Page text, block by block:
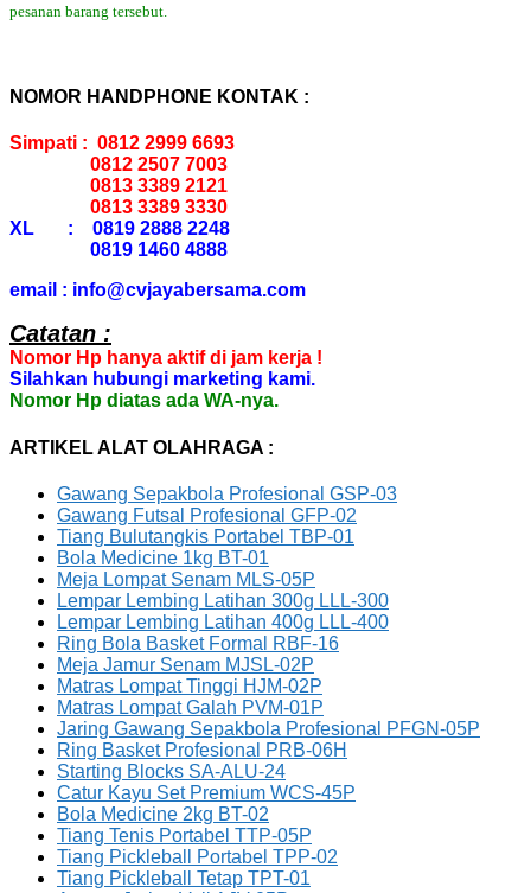
pesanan barang tersebut.
NOMOR HANDPHONE KONTAK :
Simpati : 0812 2999 6693
0812 2507 7003
0813 3389 2121
0813 3389 3330
XL : 0819 2888 2248
0819 1460 4888
email : info@cvjayabersama.com
Catatan :
Nomor Hp hanya aktif di jam kerja !
Silahkan hubungi marketing kami.
Nomor Hp diatas ada WA-nya.
ARTIKEL ALAT OLAHRAGA :
Gawang Sepakbola Profesional GSP-03
Gawang Futsal Profesional GFP-02
Tiang Bulutangkis Portabel TBP-01
Bola Medicine 1kg BT-01
Meja Lompat Senam MLS-05P
Lempar Lembing Latihan 300g LLL-300
Lempar Lembing Latihan 400g LLL-400
Ring Bola Basket Formal RBF-16
Meja Jamur Senam MJSL-02P
Matras Lompat Tinggi HJM-02P
Matras Lompat Galah PVM-01P
Jaring Gawang Sepakbola Profesional PFGN-05P
Ring Basket Profesional PRB-06H
Starting Blocks SA-ALU-24
Catur Kayu Set Premium WCS-45P
Bola Medicine 2kg BT-02
Tiang Tenis Portabel TTP-05P
Tiang Pickleball Portabel TPP-02
Tiang Pickleball Tetap TPT-01